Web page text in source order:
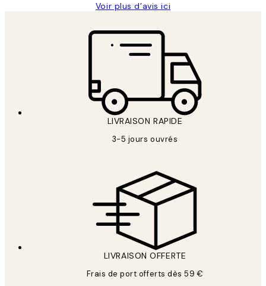
Voir plus d’avis ici
LIVRAISON RAPIDE
3-5 jours ouvrés
LIVRAISON OFFERTE
Frais de port offerts dès 59 €